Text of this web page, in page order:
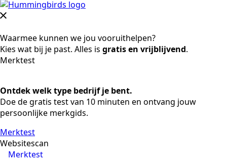
Waarmee kunnen we jou vooruithelpen?
Kies wat bij je past. Alles is gratis en vrijblijvend.
Merktest
Ontdek welk type bedrijf je bent.
Doe de gratis test van 10 minuten en ontvang jouw
persoonlijke merkgids.
Merktest
Merktest
Websitescan